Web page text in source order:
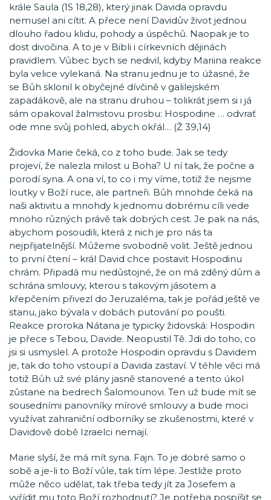
krále Saula (1S 18,28), který jinak Davida opravdu
nemusel ani cítit. A přece není Davidův život jednou
dlouho řadou klidu, pohody a úspěchů. Naopak je to
dost divočina. A to je v Bibli i církevních dějinách
pravidlem. Vůbec bych se nedivil, kdyby Mariina reakce
byla velice vylekaná. Na stranu jednu je to úžasné, že
se Bůh sklonil k obyčejné dívčině v galilejském
zapadákově, ale na stranu druhou – tolikrát jsem si i já
sám opakoval žalmistovu prosbu: Hospodine … odvrať
ode mne svůj pohled, abych okřál… (Ž 39,14)
Židovka Marie čeká, co z toho bude. Jak se tedy
projeví, že nalezla milost u Boha? U ní tak, že počne a
porodí syna. A ona ví, to co i my víme, totiž že nejsme
loutky v Boží ruce, ale partneři. Bůh mnohde čeká na
naši aktivitu a mnohdy k jednomu dobrému cíli vede
mnoho různých právě tak dobrých cest. Je pak na nás,
abychom posoudili, která z nich je pro nás ta
nejpřijatelnější. Můžeme svobodně volit. Ještě jednou
to první čtení – král David chce postavit Hospodinu
chrám. Připadá mu nedůstojné, že on má zděný dům a
schrána smlouvy, kterou s takovým jásotem a
křepčením přivezl do Jeruzaléma, tak je pořád ještě ve
stanu, jako bývala v dobách putování po poušti.
Reakce proroka Nátana je typicky židovská: Hospodin
je přece s Tebou, Davide. Neopustil Tě. Jdi do toho, co
jsi si usmyslel. A protože Hospodin opravdu s Davidem
je, tak do toho vstoupí a Davida zastaví. V téhle věci má
totiž Bůh už své plány jasně stanovené a tento úkol
zůstane na bedrech Šalomounovi. Ten už bude mít se
sousedními panovníky mírové smlouvy a bude moci
využívat zahraniční odborníky se zkušenostmi, které v
Davidově době Izraelci nemají.
Marie slyší, že má mít syna. Fajn. To je dobré samo o
sobě a je-li to Boží vůle, tak tím lépe. Jestliže proto
může něco udělat, tak třeba tedy jít za Josefem a
vyřídit mu toto Boží rozhodnutí? Je potřeba pospíšit se